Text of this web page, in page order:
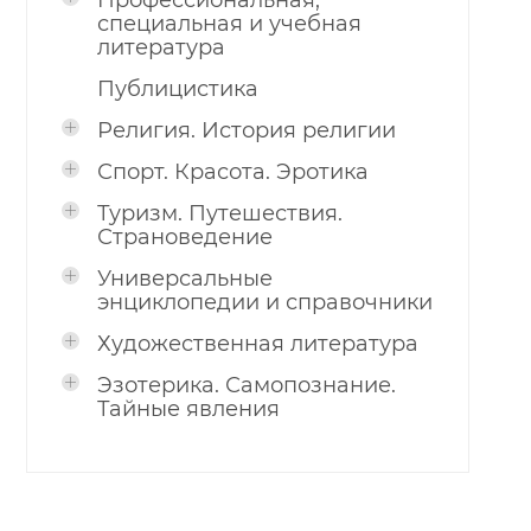
специальная и учебная
литература
Публицистика
Религия. История религии
Спорт. Красота. Эротика
Туризм. Путешествия.
Страноведение
Универсальные
энциклопедии и справочники
Художественная литература
Эзотерика. Самопознание.
Тайные явления